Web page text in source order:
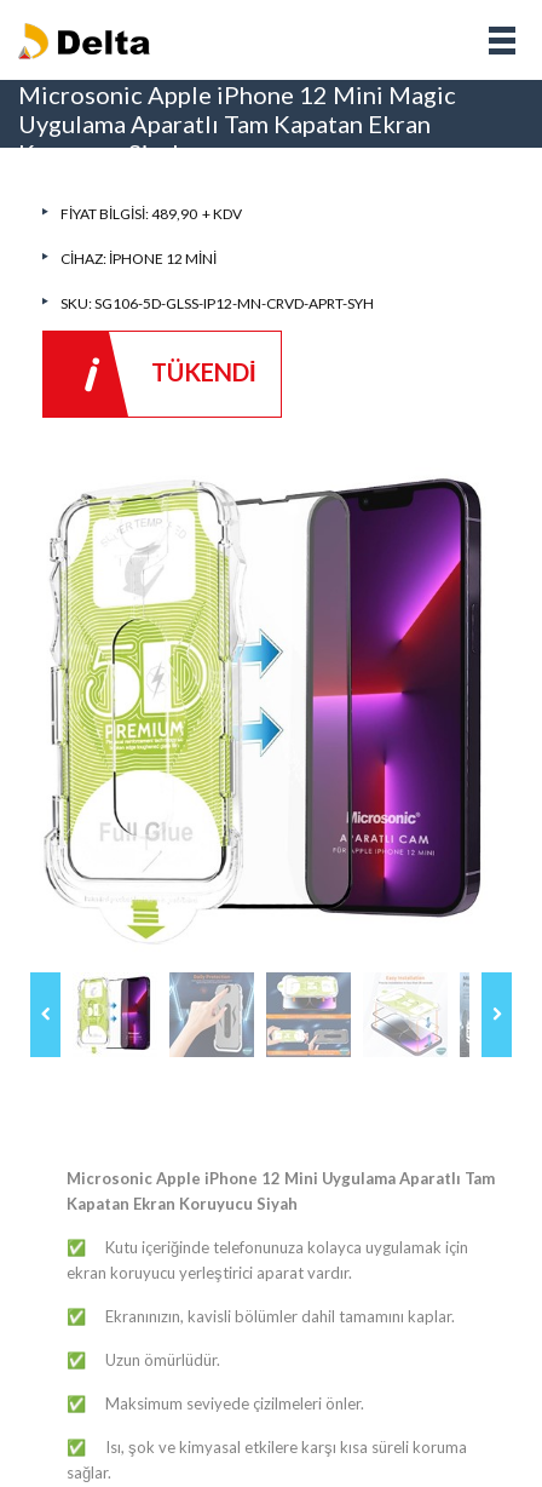
Microsonic Apple iPhone 12 Mini Magic
Uygulama Aparatlı Tam Kapatan Ekran
Koruyucu Siyah
FIYAT BILGISI: 489,90 + KDV
CIHAZ: IPHONE 12 MINI
SKU: SG106-5D-GLSS-IP12-MN-CRVD-APRT-SYH
TÜKENDİ
Microsonic Apple iPhone 12 Mini Uygulama Aparatlı Tam
Kapatan Ekran Koruyucu Siyah
✅ Kutu içeriğinde telefonunuza kolayca uygulamak için
ekran koruyucu yerleştirici aparat vardır.
✅ Ekranınızın, kavisli bölümler dahil tamamını kaplar.
✅ Uzun ömürlüdür.
✅ Maksimum seviyede çizilmeleri önler.
✅
Isı, şok ve kimyasal etkilere karşı kısa süreli koruma
sağlar.